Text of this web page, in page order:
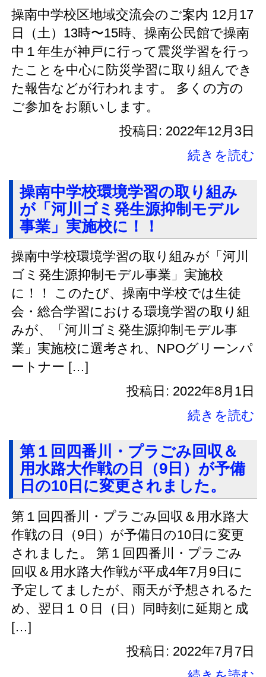
操南中学校区地域交流会のご案内 12月17
日（土）13時〜15時、操南公民館で操南
中１年生が神戸に行って震災学習を行っ
たことを中心に防災学習に取り組んでき
た報告などが行われます。 多くの方の
ご参加をお願いします。
投稿日: 2022年12月3日
続きを読む
操南中学校環境学習の取り組み
が「河川ゴミ発生源抑制モデル
事業」実施校に！！
操南中学校環境学習の取り組みが「河川
ゴミ発生源抑制モデル事業」実施校
に！！ このたび、操南中学校では生徒
会・総合学習における環境学習の取り組
みが、「河川ゴミ発生源抑制モデル事
業」実施校に選考され、NPOグリーンパ
ートナー […]
投稿日: 2022年8月1日
続きを読む
第１回四番川・プラごみ回収＆
用水路大作戦の日（9日）が予備
日の10日に変更されました。
第１回四番川・プラごみ回収＆用水路大
作戦の日（9日）が予備日の10日に変更
されました。 第１回四番川・プラごみ
回収＆用水路大作戦が平成4年7月9日に
予定してましたが、雨天が予想されるた
め、翌日１０日（日）同時刻に延期と成
[…]
投稿日: 2022年7月7日